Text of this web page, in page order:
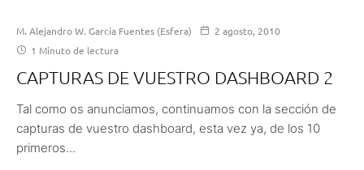
M. Alejandro W. García Fuentes (Esfera)
2 agosto, 2010
1 Minuto de lectura
CAPTURAS DE VUESTRO DASHBOARD 2
Tal como os anunciamos, continuamos con la sección de
capturas de vuestro dashboard, esta vez ya, de los 10
primeros...